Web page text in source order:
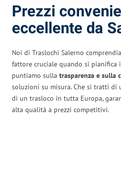
Prezzi
eccellente da
Noi di Traslochi Salerno
fattore cruciale quando si pianifica
puntiamo sulla trasparenza e sulla
soluzioni su misura. Che si tratti di
di un trasloco in tutta Europa,
alta qualità a prezzi competitivi.